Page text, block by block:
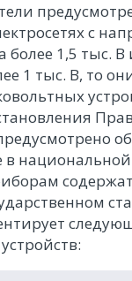
с
более 1,5 тыс. В
1 тыс. В, то
национальной